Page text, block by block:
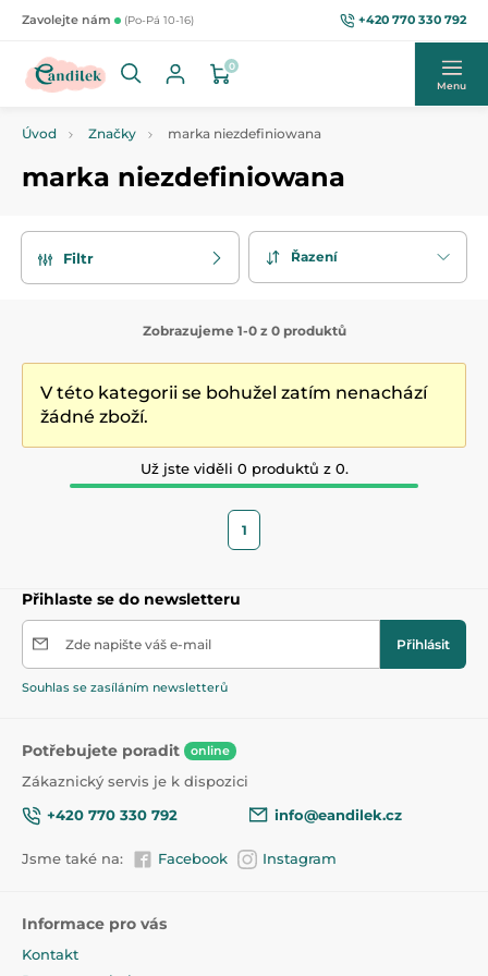
Zavolejte nám (Po-Pá 10-16) +420 770 330 792
0
Menu
Úvod Značky marka niezdefiniowana
marka niezdefiniowana
Filtr Řazení
Zobrazujeme 1-0 z 0 produktů
V této kategorii se bohužel zatím nenachází
žádné zboží.
Už jste viděli 0 produktů z 0.
1
Přihlaste se do newsletteru
Zde napište váš e-mail Přihlásit
Souhlas se zasíláním newsletterů
Potřebujete poradit online
Zákaznický servis je k dispozici
+420 770 330 792
info@eandilek.cz
Jsme také na: Facebook Instagram
Informace pro vás
Kontakt